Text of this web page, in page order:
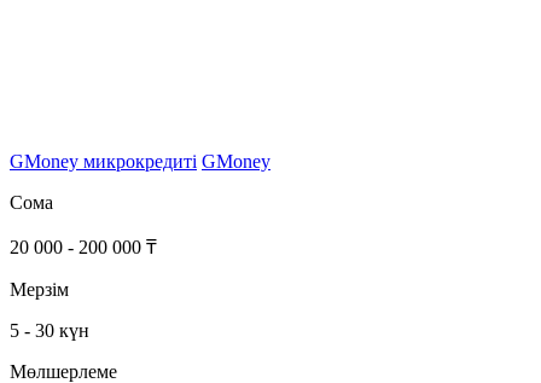
GMoney микрокредиті GMoney
Сома
20 000 - 200 000 ₸
Мерзім
5 - 30 күн
Мөлшерлеме